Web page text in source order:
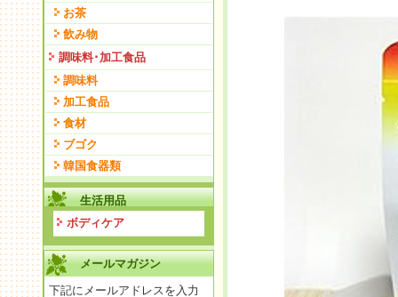
お茶
飲み物
調味料･加工食品
調味料
加工食品
食材
ブゴク
韓国食器類
生活用品
ボディケア
メールマガジン
下記にメールアドレスを入力